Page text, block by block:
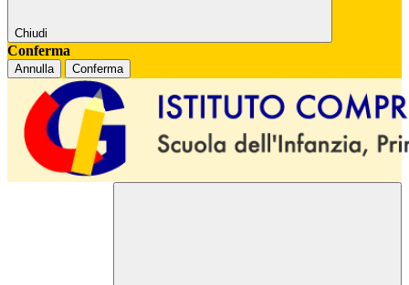
Chiudi
Conferma
Annulla Conferma